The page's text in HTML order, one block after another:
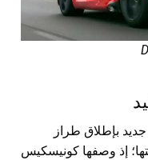
بإطلاق طراز
إذ وصفها كونيسكيس